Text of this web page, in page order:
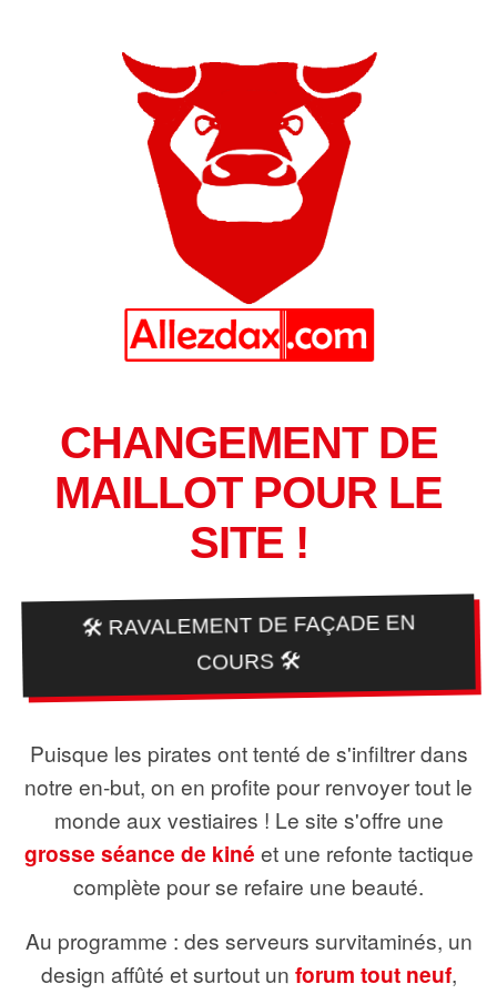
CHANGEMENT DE
MAILLOT POUR LE
SITE !
🛠️ RAVALEMENT DE FAÇADE EN
COURS 🛠️
Puisque les pirates ont tenté de s'infiltrer dans
notre en-but, on en profite pour renvoyer tout le
monde aux vestiaires ! Le site s'offre une
grosse séance de kiné et une refonte tactique
complète pour se refaire une beauté.
Au programme : des serveurs survitaminés, un
design affûté et surtout un forum tout neuf,